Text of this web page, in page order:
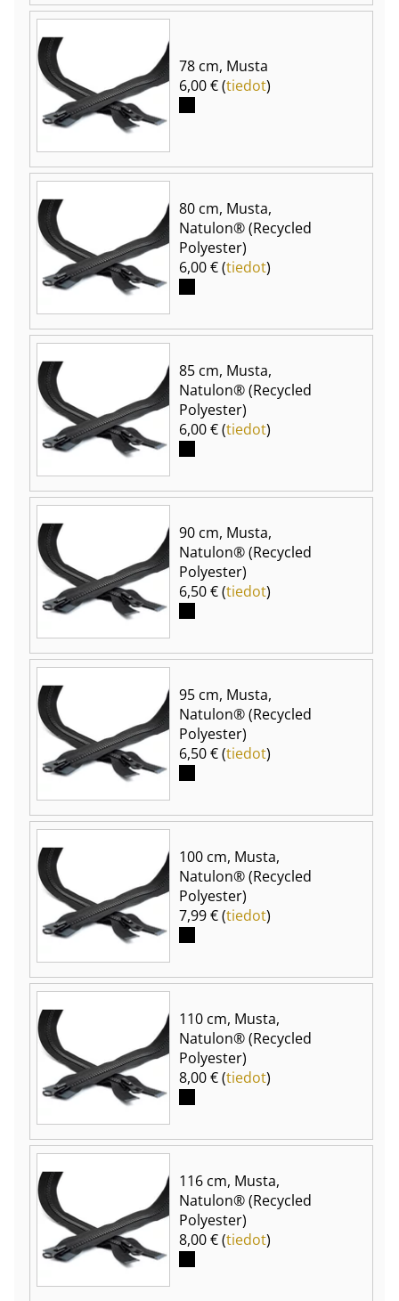
78 cm, Musta
6,00 € (tiedot)
80 cm, Musta,
Natulon® (Recycled
Polyester)
6,00 € (tiedot)
85 cm, Musta,
Natulon® (Recycled
Polyester)
6,00 € (tiedot)
90 cm, Musta,
Natulon® (Recycled
Polyester)
6,50 € (tiedot)
95 cm, Musta,
Natulon® (Recycled
Polyester)
6,50 € (tiedot)
100 cm, Musta,
Natulon® (Recycled
Polyester)
7,99 € (tiedot)
110 cm, Musta,
Natulon® (Recycled
Polyester)
8,00 € (tiedot)
116 cm, Musta,
Natulon® (Recycled
Polyester)
8,00 € (tiedot)